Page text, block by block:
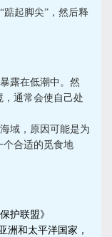
踮起脚尖”，然后释
露在低潮中。然
通常会使自己处
域，原因可能是为
个合适的觅食地
护联盟》
洲和太平洋国家，